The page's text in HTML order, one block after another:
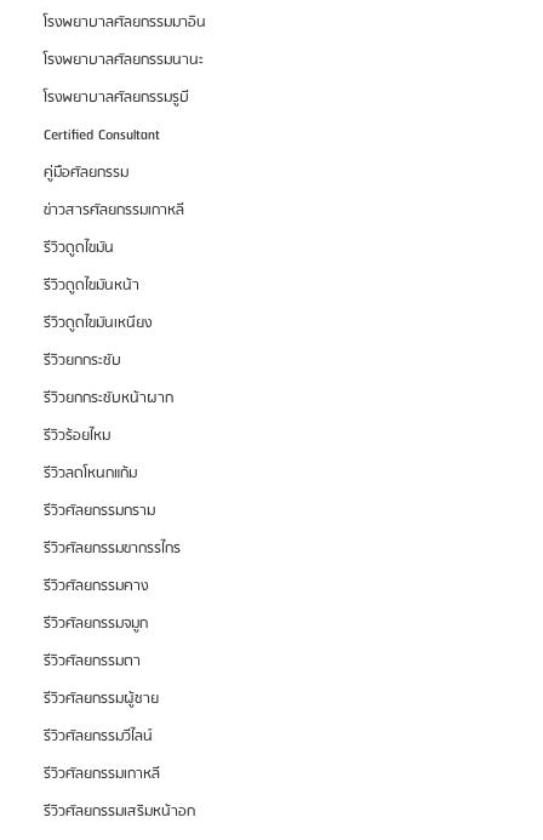
โรงพยาบาลศัลยกรรมมาอิน
โรงพยาบาลศัลยกรรมนานะ
โรงพยาบาลศัลยกรรมรูบี
Certified Consultant
คู่มือศัลยกรรม
ข่าวสารศัลยกรรมเกาหลี
รีวิวดูดไขมัน
รีวิวดูดไขมันหน้า
รีวิวดูดไขมันเหนียง
รีวิวยกกระชับ
รีวิวยกกระชับหน้าผาก
รีวิวร้อยไหม
รีวิวลดโหนกแก้ม
รีวิวศัลยกรรมกราม
รีวิวศัลยกรรมขากรรไกร
รีวิวศัลยกรรมคาง
รีวิวศัลยกรรมจมูก
รีวิวศัลยกรรมตา
รีวิวศัลยกรรมผู้ชาย
รีวิวศัลยกรรมวีไลน์
รีวิวศัลยกรรมเกาหลี
รีวิวศัลยกรรมเสริมหน้าอก